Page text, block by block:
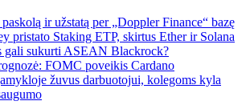
ir užstatą per „Doppler Finance“ bazę
pristato Staking ETP, skirtus Ether ir Solana
gali sukurti ASEAN Blackrock?
FOMC poveikis Cardano
žuvus darbuotojui, kolegoms kyla